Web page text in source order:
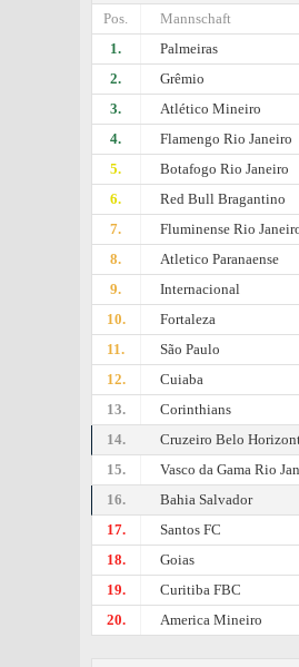
Pos.
Mannschaft
1.
Palmeiras
2.
Grêmio
3.
Atlético Mineiro
4.
Flamengo Rio Janeiro
5.
Botafogo Rio Janeiro
6.
Red Bull Bragantino
7.
Fluminense Rio
8.
Atletico Paranaense
9.
Internacional
10.
Fortaleza
11.
São Paulo
12.
Cuiaba
13.
Corinthians
14.
Cruzeiro Belo
15.
Vasco da Gama Rio
16.
Bahia Salvador
17.
Santos FC
18.
Goias
19.
Curitiba FBC
20.
Amеrica Mineiro